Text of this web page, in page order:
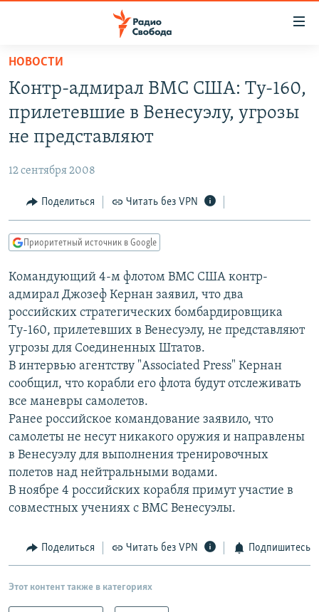
упрощенного
доступа
основному
Вернутся
Вернутся
поиску
ПОДКАСТЫ
АВТОРСКИЕ ПРОЕКТЫ
МНЕНИЯ
КУЛЬТУРА
КАВКАЗ.РЕАЛИИ
СЕВЕР.РЕАЛИИ
СИБИРЬ.РЕАЛИИ
РАСПИСАНИЕ ВЕЩАНИЯ
ПОДПИШИТЕСЬ НА РАССЫЛКУ
Все сайты РСЕ/РС
НОВОСТИ
Контр-адмирал ВМС США: Ту-160,
прилетевшие в Венесуэлу, угрозы
не представляют
12 сентября 2008
Поделиться Читать без VPN
Приоритетный источник в Google
Командующий 4-м флотом ВМС США контр-
адмирал Джозеф Кернан заявил, что два
российских стратегических бомбардировщика
Ту-160, прилетевших в Венесуэлу, не представляют
угрозы для Соединенных Штатов.
В интервью агентству "Associated Press" Кернан
сообщил, что корабли его флота будут отслеживать
все маневры самолетов.
Ранее российское командование заявило, что
самолеты не несут никакого оружия и направлены
в Венесуэлу для выполнения тренировочных
полетов над нейтральными водами.
В ноябре 4 российских корабля примут участие в
совместных учениях с ВМС Венесуэлы.
Поделиться Читать без VPN Подпишитесь
Этот контент также в категориях